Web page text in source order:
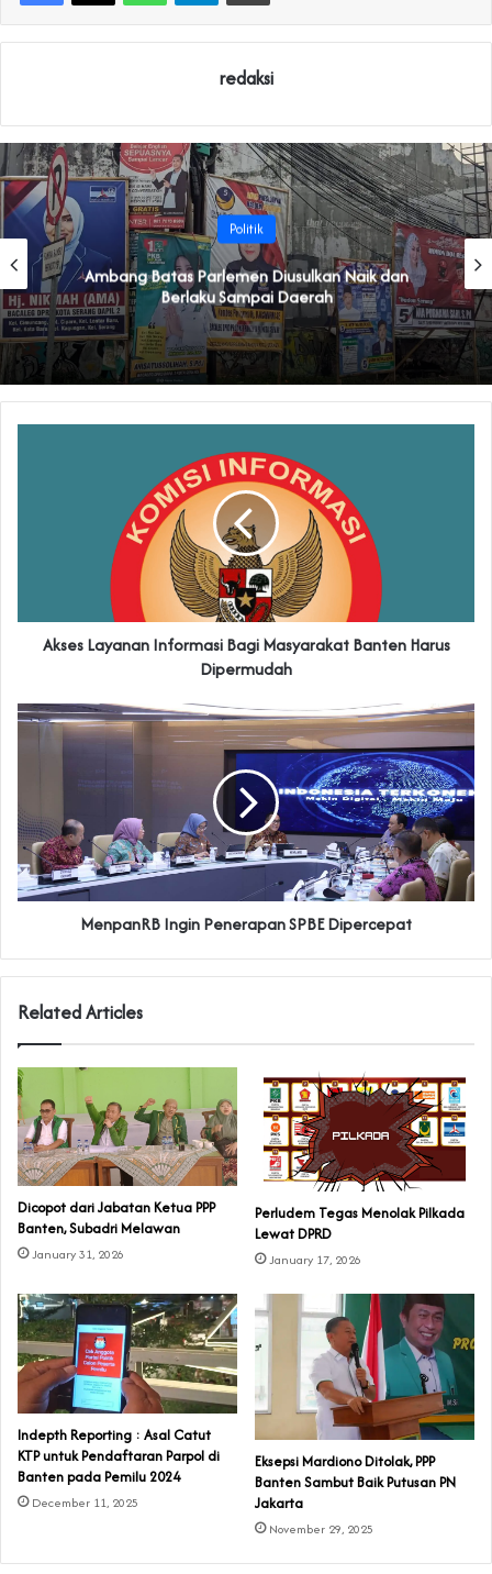
redaksi
Politik
Ambang Batas Parlemen Diusulkan Naik dan
Berlaku Sampai Daerah
Akses Layanan Informasi Bagi Masyarakat Banten Harus
Dipermudah
MenpanRB Ingin Penerapan SPBE Dipercepat
Related Articles
Dicopot dari Jabatan Ketua PPP
Banten, Subadri Melawan
January 31, 2026
Perludem Tegas Menolak Pilkada
Lewat DPRD
January 17, 2026
Indepth Reporting : Asal Catut
KTP untuk Pendaftaran Parpol di
Banten pada Pemilu 2024
December 11, 2025
Eksepsi Mardiono Ditolak, PPP
Banten Sambut Baik Putusan PN
Jakarta
November 29, 2025